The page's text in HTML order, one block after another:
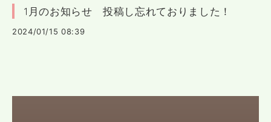
1月のお知らせ 投稿し忘れておりました！
2024/01/15 08:39